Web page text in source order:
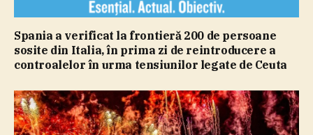
Spania a verificat la frontieră 200 de persoane
sosite din Italia, în prima zi de reintroducere a
controalelor în urma tensiunilor legate de Ceuta